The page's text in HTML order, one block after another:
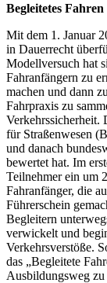
Begleitetes Fahren
Mit dem 1. Januar
in Dauerrecht
Modellversuch hat
Fahranfängern zu
machen und dann
Fahrpraxis zu
Verkehrssicherheit.
für Straßenwesen
und danach
bewertet hat. Im
Teilnehmer ein um
Fahranfänger, die
Führerschein
Begleitern
verwickelt und
Verkehrsverstöße.
das „Begleitete
Ausbildungsweg